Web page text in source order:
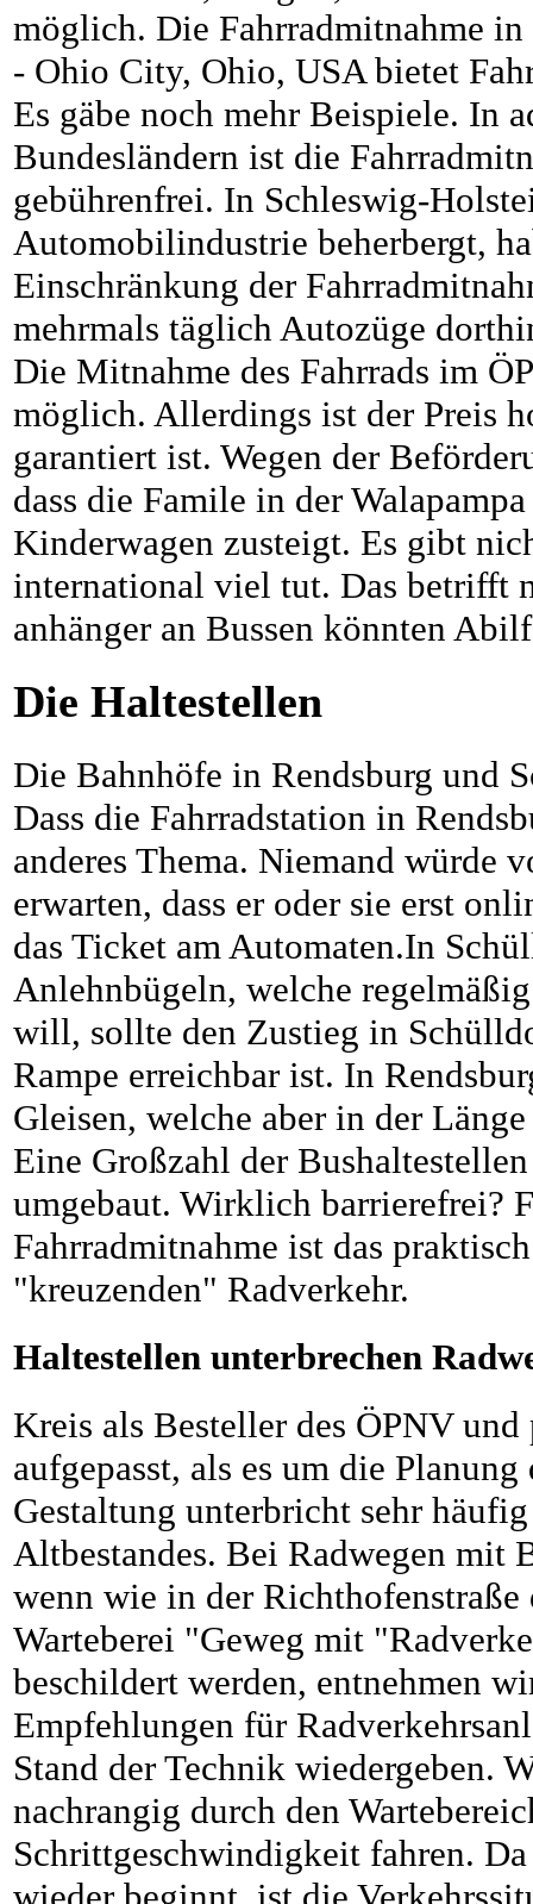
möglich. Die Fahrradmitnahme
- Ohio City, Ohio, USA bietet
Es gäbe noch mehr Beispiele. In
Bundesländern ist die
gebührenfrei. In Schleswig-
Automobilindustrie beherbergt,
Einschränkung der
mehrmals täglich Autozüge
Die Mitnahme des Fahrrads im
möglich. Allerdings ist der Preis
garantiert ist. Wegen der
dass die Famile in der
Kinderwagen zusteigt. Es gibt
international viel tut. Das betrifft
anhänger an Bussen könnten
Die Haltestellen
Die Bahnhöfe in Rendsburg und
Dass die Fahrradstation in
anderes Thema. Niemand würde
erwarten, dass er oder sie erst
das Ticket am Automaten.In
Anlehnbügeln, welche
will, sollte den Zustieg in
Rampe erreichbar ist. In
Gleisen, welche aber in der
Eine Großzahl der
umgebaut. Wirklich barrierefrei?
Fahrradmitnahme ist das
"kreuzenden" Radverkehr.
Haltestellen unterbrechen
Kreis als Besteller des ÖPNV
aufgepasst, als es um die
Gestaltung unterbricht sehr
Altbestandes. Bei Radwegen mit
wenn wie in der
Warteberei "Geweg mit
beschildert werden, entnehmen
Empfehlungen für
Stand der Technik wiedergeben.
nachrangig durch den
Schrittgeschwindigkeit fahren.